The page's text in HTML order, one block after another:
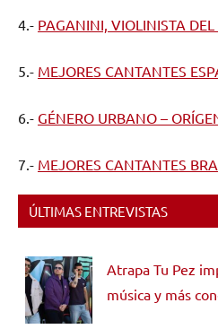
4.- PAGANINI, VIOLINISTA
5.- MEJORES CANTANTES
6.- GÉNERO URBANO –
7.- MEJORES CANTANTES
ÚLTIMAS ENTREVISTAS
Atrapa Tu Pez
música y más